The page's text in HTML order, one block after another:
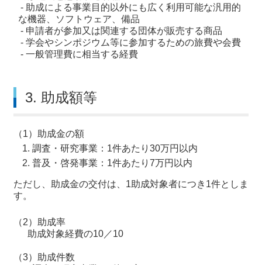
- 助成による事業目的以外にも広く利用可能な汎用的
な機器、ソフトウェア、備品
- 申請者が参加又は関連する団体が販売する商品
- 学会やシンポジウム等に参加するための旅費や会費
- 一般管理費に相当する経費
3. 助成額等
（1）助成金の額
調査・研究事業：1件あたり30万円以内
普及・啓発事業：1件あたり7万円以内
ただし、助成金の交付は、1助成対象者につき1件としま
す。
（2）助成率
助成対象経費の10／10
（3）助成件数